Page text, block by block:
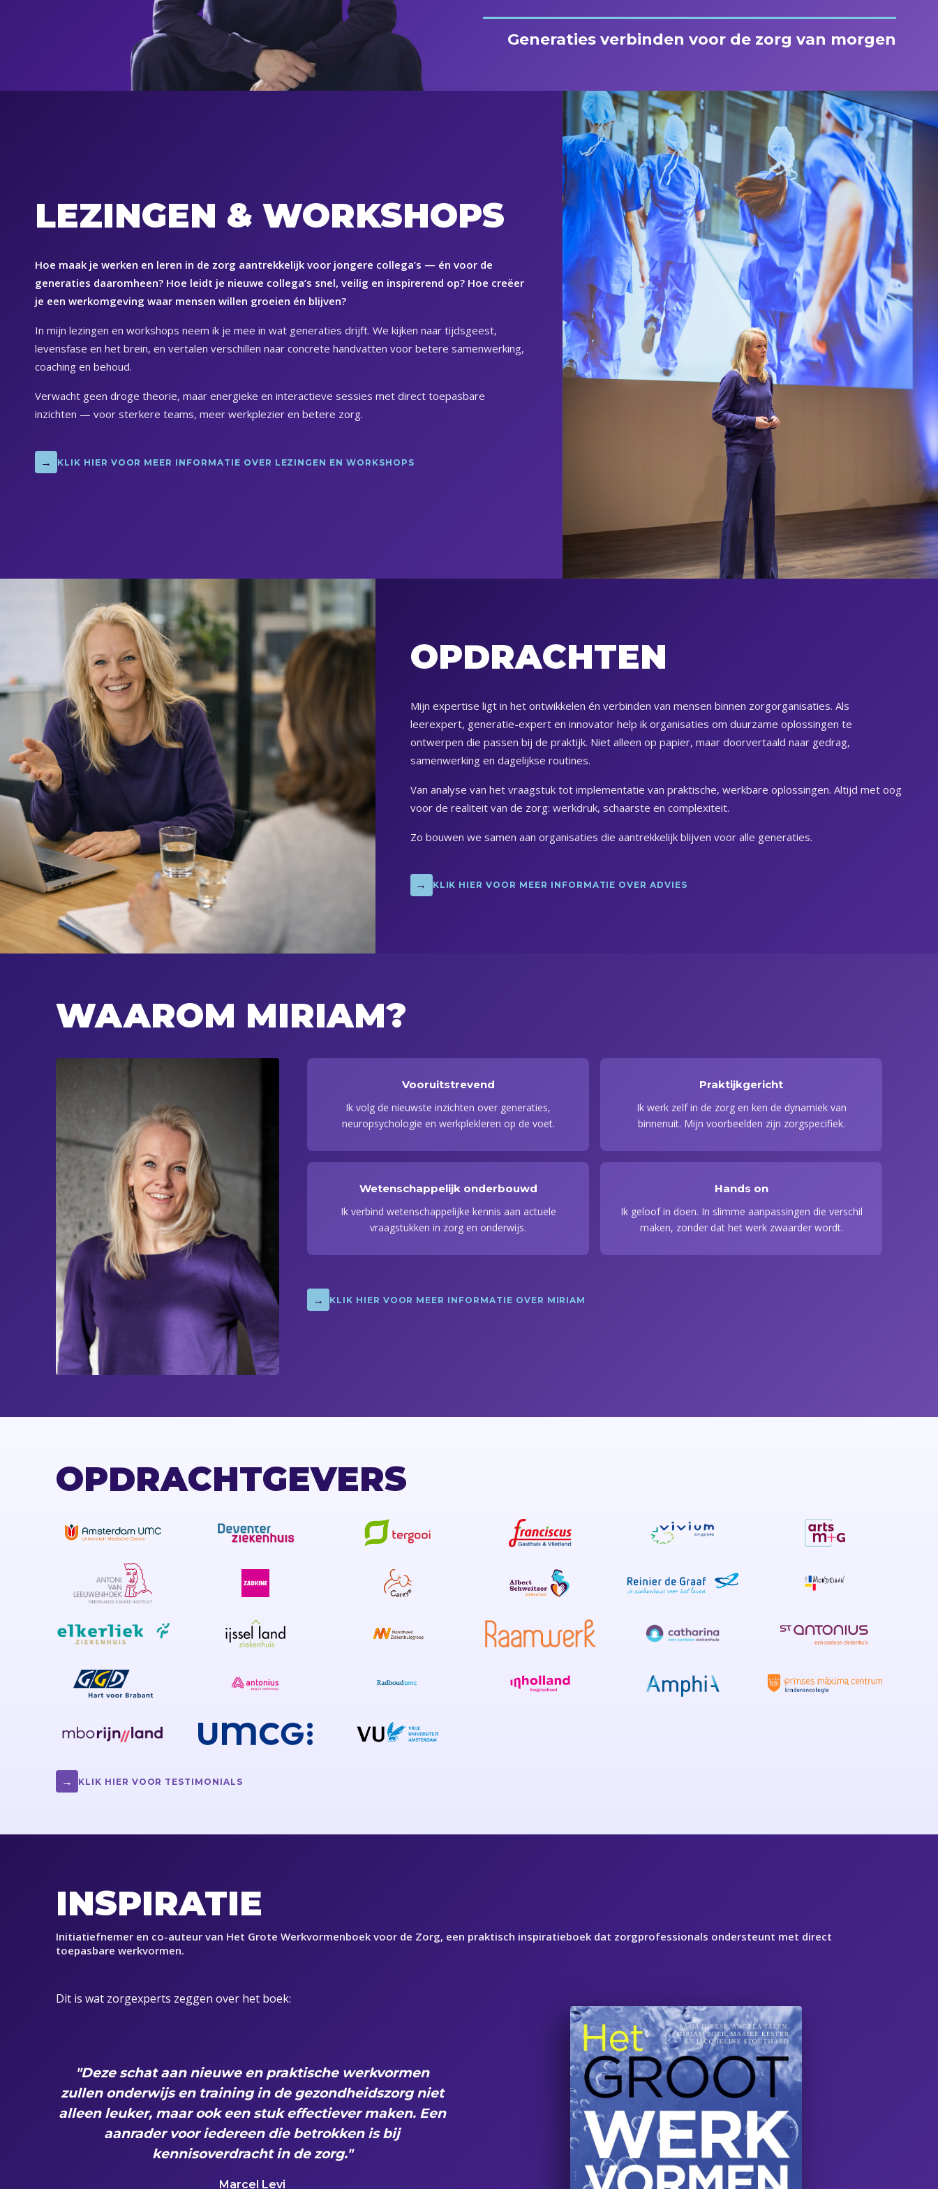
Generaties verbinden voor de zorg van morgen
LEZINGEN & WORKSHOPS
Hoe maak je werken en leren in de zorg aantrekkelijk voor jongere collega’s — én voor de
generaties daaromheen? Hoe leidt je nieuwe collega’s snel, veilig en inspirerend op? Hoe creëer
je een werkomgeving waar mensen willen groeien én blijven?
In mijn lezingen en workshops neem ik je mee in wat generaties drijft. We kijken naar tijdsgeest,
levensfase en het brein, en vertalen verschillen naar concrete handvatten voor betere samenwerking,
coaching en behoud.
Verwacht geen droge theorie, maar energieke en interactieve sessies met direct toepasbare
inzichten — voor sterkere teams, meer werkplezier en betere zorg.
→ KLIK HIER VOOR MEER INFORMATIE OVER LEZINGEN EN WORKSHOPS
OPDRACHTEN
Mijn expertise ligt in het ontwikkelen én verbinden van mensen binnen zorgorganisaties. Als
leerexpert, generatie-expert en innovator help ik organisaties om duurzame oplossingen te
ontwerpen die passen bij de praktijk. Niet alleen op papier, maar doorvertaald naar gedrag,
samenwerking en dagelijkse routines.
Van analyse van het vraagstuk tot implementatie van praktische, werkbare oplossingen. Altijd met oog
voor de realiteit van de zorg: werkdruk, schaarste en complexiteit.
Zo bouwen we samen aan organisaties die aantrekkelijk blijven voor alle generaties.
→ KLIK HIER VOOR MEER INFORMATIE OVER ADVIES
WAAROM MIRIAM?
Vooruitstrevend
Ik volg de nieuwste inzichten over generaties,
neuropsychologie en werkplekleren op de voet.
Praktijkgericht
Ik werk zelf in de zorg en ken de dynamiek van
binnenuit. Mijn voorbeelden zijn zorgspecifiek.
Wetenschappelijk onderbouwd
Ik verbind wetenschappelijke kennis aan actuele
vraagstukken in zorg en onderwijs.
Hands on
Ik geloof in doen. In slimme aanpassingen die verschil
maken, zonder dat het werk zwaarder wordt.
→ KLIK HIER VOOR MEER INFORMATIE OVER MIRIAM
OPDRACHTGEVERS
→ KLIK HIER VOOR TESTIMONIALS
INSPIRATIE
Initiatiefnemer en co-auteur van Het Grote Werkvormenboek voor de Zorg, een praktisch inspiratieboek dat zorgprofessionals ondersteunt met direct
toepasbare werkvormen.
Dit is wat zorgexperts zeggen over het boek:
"Hét boek om te gebruiken bij alle soorten onderwijs in
de zorg. Inspirerend, volledig en erg toegankelijk. Must-
read voor elke onderwijsaanbieder en docent."